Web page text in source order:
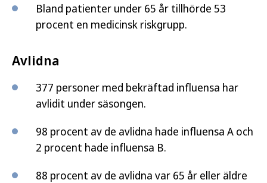
Bland patienter under 65 år tillhörde 53
procent en medicinsk riskgrupp.
Avlidna
377 personer med bekräftad influensa har
avlidit under säsongen.
98 procent av de avlidna hade influensa A och
2 procent hade influensa B.
88 procent av de avlidna var 65 år eller äldre